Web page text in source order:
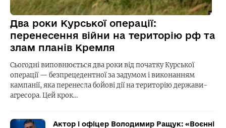
Два роки Курської операції:
перенесення війни на територію рф та
злам планів Кремля
Сьогодні виповнюється два роки від початку Курської
операції — безпрецедентної за задумом і виконанням
кампанії, яка перенесла бойові дії на територію держави-
агресора. Цей крок…
Актор і офіцер Володимир Ращук: «Воєнні